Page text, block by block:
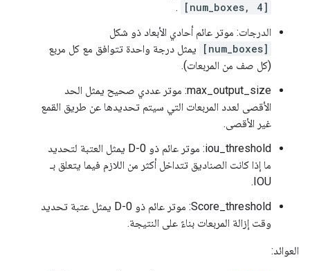
[num_boxes, 4]
.
الدرجات: موتر عائم أحادي الأبعاد ذو شكل
[num_boxes]
يمثل درجة واحدة تتوافق مع كل مربع
(كل صف من المربعات).
max_output_size: موتر عددي صحيح يمثل الحد
الأقصى لعدد المربعات التي سيتم تحديدها عن طريق القمع
غير الأقصى.
iou_threshold: موتر عائم ذو 0-D يمثل العتبة لتحديد
ما إذا كانت الصناديق تتداخل أكثر من اللازم فيما يتعلق بـ
IOU.
Score_threshold: موتر عائم ذو 0-D يمثل عتبة تحديد
وقت إزالة المربعات بناءً على النتيجة.
العوائد: